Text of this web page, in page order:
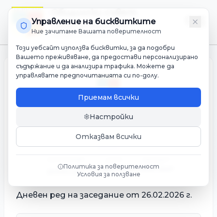
Община Белослав
Мандат 2023-2027
Дневен ред на заседание от
26.02.2026 г.
Дневен ред
04 март 2026 г.2023-2027
Дневен ред на заседание от 26.02.2026 г.
Управление на бисквитките
Ние зачитаме Вашата поверителност
Този уебсайт използва бисквитки, за да подобри
Вашето преживяване, да предостави персонализирано
съдържание и да анализира трафика. Можете да
управлявате предпочитанията си по-долу.
Приемам всички
Настройки
Отказвам всички
Политика за поверителност
Условия за ползване